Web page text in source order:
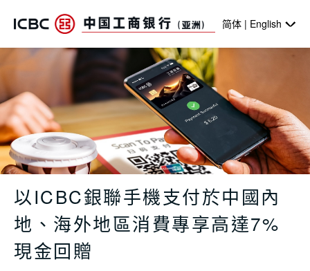
简体 | English
以ICBC銀聯手機支付於中國內地、海
以ICBC銀聯手機支付於中國內
地、海外地區消費專享高達7%
現金回贈